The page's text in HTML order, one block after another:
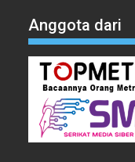
Anggota dari